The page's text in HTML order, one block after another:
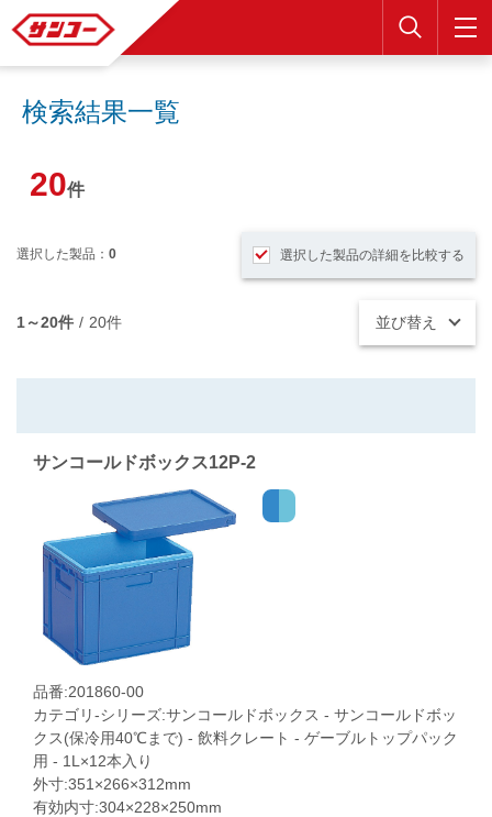
検索
検索結果一覧
20件
選択した製品： 0 選択した製品の詳細を比較する
1～20件 / 20件 並び替え
サンコールドボックス12P-2
品番:201860-00
カテゴリ-シリーズ:サンコールドボックス - サンコールドボッ
クス(保冷用40℃まで) - 飲料クレート - ゲーブルトップパック
用 - 1L×12本入り
外寸:351×266×312mm
有効内寸:304×228×250mm